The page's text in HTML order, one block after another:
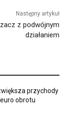
Następny artykuł
z podwójnym
działaniem
przychody
obrotu